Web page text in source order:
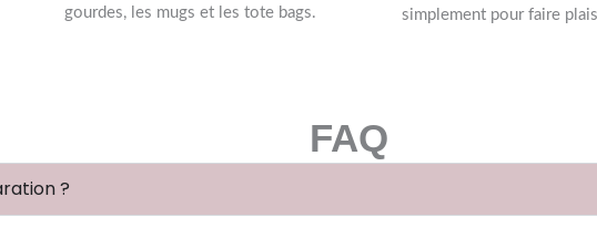
gourdes, les mugs et les tote bags. simplement pour faire
FAQ
?